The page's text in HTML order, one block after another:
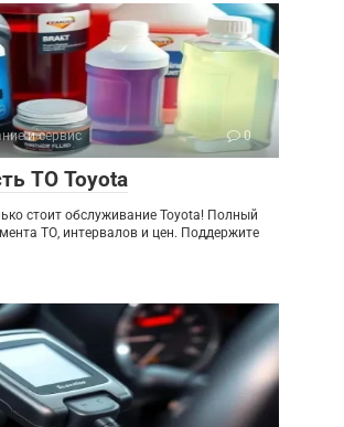
и сервис 0
ТО Toyota
стоит обслуживание Toyota! Полный
ТО, интервалов и цен. Поддержите